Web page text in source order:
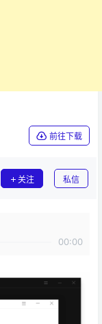
前往下载
关注 私信
00:00